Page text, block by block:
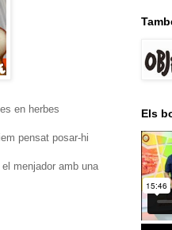
en herbes
pensat posar-hi
menjador amb una
Els